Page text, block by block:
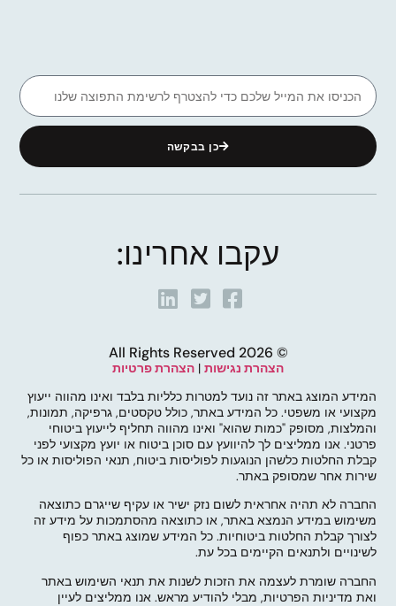
כן בבקשה
עקבו אחרינו:
© 2026 All Rights Reserved
הצהרת נגישות | הצהרת פרטיות
המידע המוצג באתר זה נועד למטרות כלליות בלבד ואינו מהווה ייעוץ
מקצועי או משפטי. כל המידע באתר, כולל טקסטים, גרפיקה, תמונות,
והמלצות, מסופק "כמות שהוא" ואינו מהווה תחליף לייעוץ ביטוחי
פרטני. אנו ממליצים לך להיוועץ עם סוכן ביטוח או יועץ מקצועי לפני
קבלת החלטות כלשהן הנוגעות לפוליסות ביטוח, תנאי הפוליסות או כל
שירות אחר שמסופק באתר.
החברה לא תהיה אחראית לשום נזק ישיר או עקיף שייגרם כתוצאה
משימוש במידע הנמצא באתר, או כתוצאה מהסתמכות על מידע זה
לצורך קבלת החלטות ביטוחיות. כל המידע שמוצג באתר כפוף
לשינויים ולתנאים הקיימים בכל עת.
החברה שומרת לעצמה את הזכות לשנות את תנאי השימוש באתר
ואת מדיניות הפרטיות, מבלי להודיע מראש. אנו ממליצים לעיין